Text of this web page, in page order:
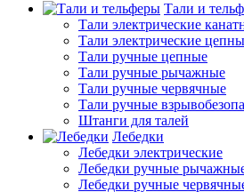
Тали и
Тали электрические
Тали электрические
Тали ручные цепные
Тали ручные рычажные
Тали ручные червячные
Тали ручные
Штанги для талей
Лебедки
Лебедки электрические
Лебедки ручные
Лебедки ручные